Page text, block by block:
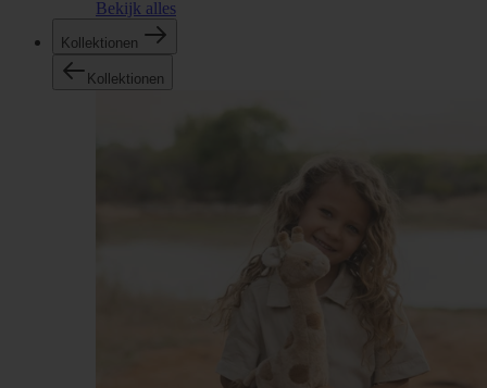
Bekijk alles
Kollektionen
Kollektionen